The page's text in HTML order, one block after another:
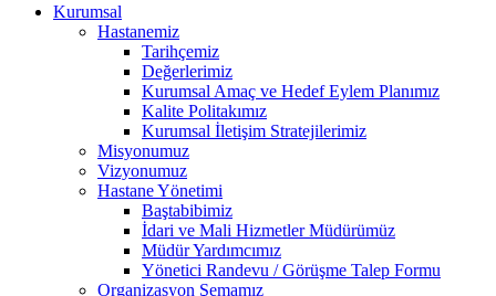
Kurumsal
Hastanemiz
Tarihçemiz
Değerlerimiz
Kurumsal Amaç ve Hedef Eylem Planımız
Kalite Politakımız
Kurumsal İletişim Stratejilerimiz
Misyonumuz
Vizyonumuz
Hastane Yönetimi
Baştabibimiz
İdari ve Mali Hizmetler Müdürümüz
Müdür Yardımcımız
Yönetici Randevu / Görüşme Talep Formu
Organizasyon Şemamız